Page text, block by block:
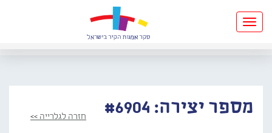
Toggle
navigation
מספר יצירה: #6904 חזרה לגלרייה >>